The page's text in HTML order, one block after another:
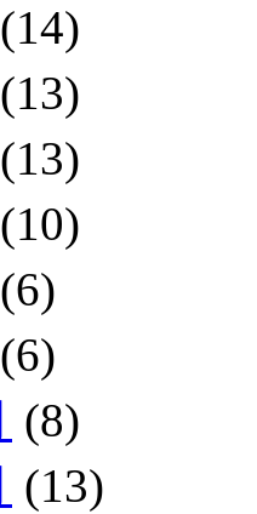
(14)
(13)
(13)
(10)
(6)
(6)
(8)
(13)